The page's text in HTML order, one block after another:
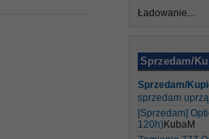
Ładowanie...
Sprzedam/
Sprzedam/
sprzedam
[Sprzedam]
120h) KubaM